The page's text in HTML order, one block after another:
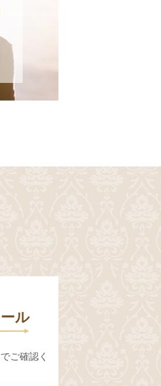
ル
ご確認く